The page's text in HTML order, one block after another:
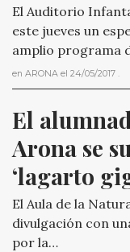
El Auditorio
este jueves un
amplio programa
en ARONA el 24/05/2017 .
El
Arona se
‘lagarto
El Aula de la
divulgación con
por la…